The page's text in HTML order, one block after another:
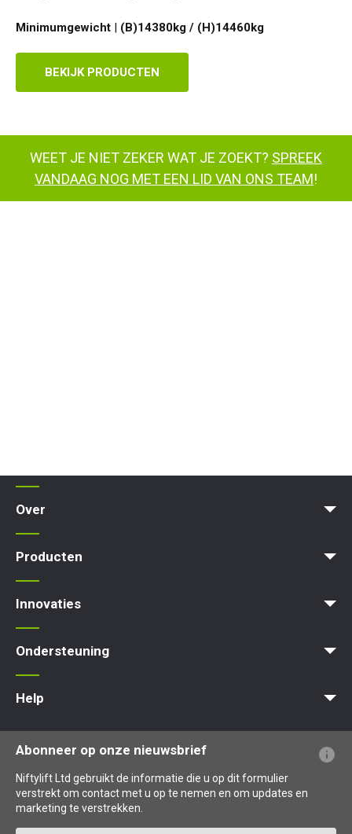
Minimumgewicht | (B)14380kg / (H)14460kg
BEKIJK PRODUCTEN
WEET JE NIET ZEKER WAT JE ZOEKT? SPREEK
VANDAAG NOG MET EEN LID VAN ONS TEAM!
Over
Producten
Innovaties
Ondersteuning
Help
Veelgestelde vragen over de website
Uitleg over terminologie
Uitleg over pictogrammen
Abonneer op onze nieuwsbrief
Niftylift Ltd gebruikt de informatie die u op dit formulier
verstrekt om contact met u op te nemen en om updates en
marketing te verstrekken.